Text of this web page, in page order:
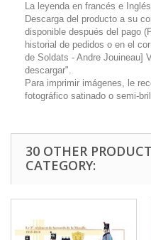
La leyenda en francés e
Descarga del producto a su
disponible después del pago
historial de pedidos o en el
de Soldats - Andre Jouineau]
descargar".
Para imprimir imágenes, le
fotográfico satinado o semi-
30 OTHER
CATEGORY: